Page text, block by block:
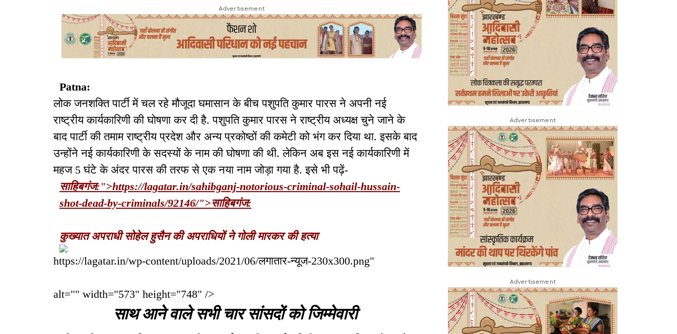
Advertisement
Patna:
लोक जनशक्ति पार्टी में चल रहे मौजूदा घमासान के बीच पशुपति कुमार पारस ने अपनी नई
राष्ट्रीय कार्यकारिणी की घोषणा कर दी है. पशुपति कुमार पारस ने राष्ट्रीय अध्यक्ष चुने जाने के
बाद पार्टी की तमाम राष्ट्रीय प्रदेश और अन्य प्रकोष्ठों की कमेटी को भंग कर दिया था. इसके बाद
उन्होंने नई कार्यकारिणी के सदस्यों के नाम की घोषणा की थी. लेकिन अब इस नई कार्यकारिणी में
महज 5 घंटे के अंदर पारस की तरफ से एक नया नाम जोड़ा गया है. इसे भी पढ़ें-
साहिबगंज:">https://lagatar.in/sahibganj-notorious-criminal-sohail-hussain-
shot-dead-by-criminals/92146/">साहिबगंज:
कुख्यात अपराधी सोहेल हुसैन की अपराधियों ने गोली मारकर की हत्या
https://lagatar.in/wp-content/uploads/2021/06/लगातार-न्यूज-230x300.png"
alt="" width="573" height="748" />
साथ आने वाले सभी चार सांसदों को जिम्मेवारी
Advertisement
Advertisement